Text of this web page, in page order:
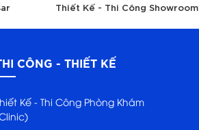
Thiết Kế - Thi Công Showroom
CÔNG - THIẾT KẾ
Kế - Thi Công Phòng Khám